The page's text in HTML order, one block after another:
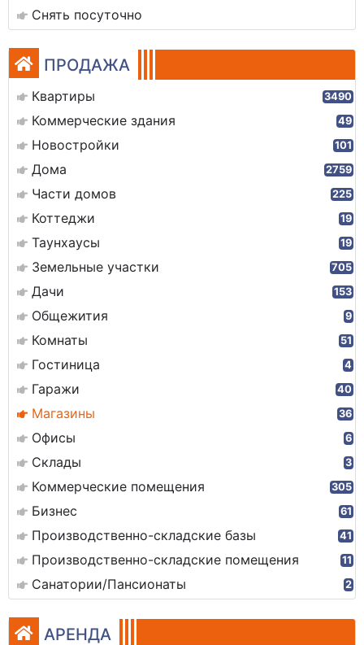
Снять посуточно
ПРОДАЖА
Квартиры 3490
Коммерческие здания 49
Новостройки 101
Дома 2759
Части домов 225
Коттеджи 19
Таунхаусы 19
Земельные участки 705
Дачи 153
Общежития 9
Комнаты 51
Гостиница 4
Гаражи 40
Магазины 36
Офисы 6
Склады 3
Коммерческие помещения 305
Бизнес 61
Производственно-складские базы 41
Производственно-складские помещения 11
Санатории/Пансионаты 2
АРЕНДА